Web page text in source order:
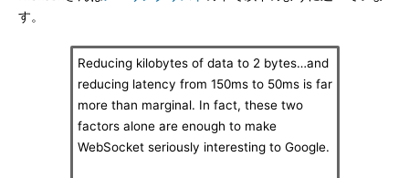
す。
Reducing kilobytes of data to 2 bytes…and
reducing latency from 150ms to 50ms is far
more than marginal. In fact, these two
factors alone are enough to make
WebSocket seriously interesting to Google.